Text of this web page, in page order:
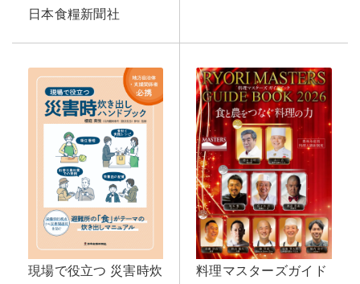
日本食糧新聞社
現場で役立つ 災害時炊
料理マスターズガイド